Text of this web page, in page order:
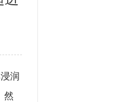
润
然